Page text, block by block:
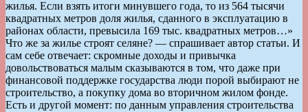
жилья. Если взять итоги минувшего года, то из 564 тысячи
квадратных метров доля жилья, сданного в эксплуатацию в
районах области, превысила 169 тыс. квадратных метров…»
Что же за жилье строят селяне? — спрашивает автор статьи. И
сам себе отвечает: скромные доходы и привычка
довольствоваться малым сказываются в том, что даже при
финансовой поддержке государства люди порой выбирают не
строительство, а покупку дома во вторичном жилом фонде.
Есть и другой момент: по данным управления строительства